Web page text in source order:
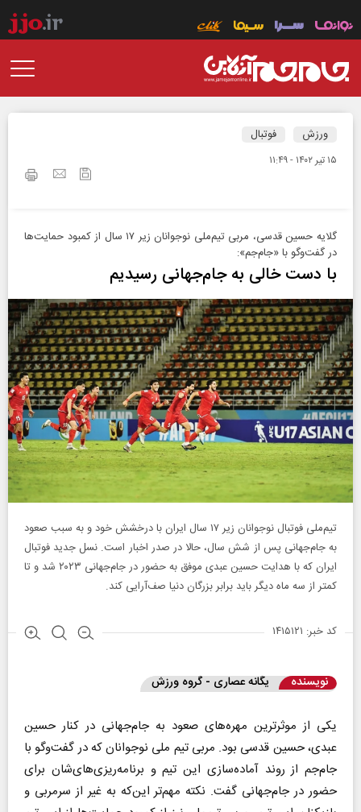
ورزش فوتبال
۱۵ تير ۱۴۰۲ - ۱۱:۴۹
گلایه حسین قدسی، مربی تیم‌ملی نوجوانان زیر ۱۷ سال از کمبود حمایت‌ها
در گفت‌وگو با «جام‌جم»:
با دست‌ خالی‌ به جام‌جهانی رسیدیم
تیم‌ملی فوتبال نوجوانان زیر ۱۷ سال ایران با درخشش خود و به سبب صعود
به جام‌جهانی پس از شش سال، حالا در صدر اخبار است. نسل جدید فوتبال
ایران که با هدایت حسین عبدی موفق به حضور در جام‌جهانی ۲۰۲۳ شد و تا
کمتر از سه ماه دیگر باید برابر بزرگان دنیا صف‌آرایی کند.
کد خبر: ۱۴۱۵۱۲۱
نویسنده یگانه عصاری - گروه ورزش
یکی از موثرترین مهره‌های صعود به جام‌جهانی در کنار حسین
عبدی، حسین قدسی بود. مربی تیم ملی نوجوانان که در گفت‌وگو با
جام‌جم از روند آماده‌سازی این تیم و برنامه‌ریزی‌های‌شان برای
حضور در جام‌جهانی گفت. نکته مهم‌تر این‌که به غیر از سرمربی و